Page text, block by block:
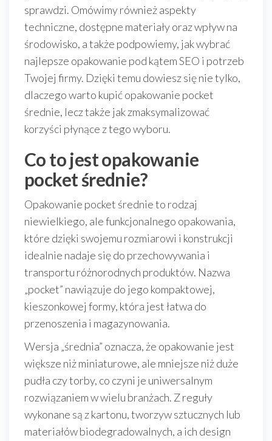
sprawdzi. Omówimy również aspekty
techniczne, dostępne materiały oraz wpływ na
środowisko, a także podpowiemy, jak wybrać
najlepsze opakowanie pod kątem SEO i potrzeb
Twojej firmy. Dzięki temu dowiesz się nie tylko,
dlaczego warto kupić opakowanie pocket
średnie, lecz także jak zmaksymalizować
korzyści płynące z tego wyboru.
Co to jest opakowanie
pocket średnie?
Opakowanie pocket średnie to rodzaj
niewielkiego, ale funkcjonalnego opakowania,
które dzięki swojemu rozmiarowi i konstrukcji
idealnie nadaje się do przechowywania i
transportu różnorodnych produktów. Nazwa
„pocket” nawiązuje do jego kompaktowej,
kieszonkowej formy, która jest łatwa do
przenoszenia i magazynowania.
Wersja „średnia” oznacza, że opakowanie jest
większe niż miniaturowe, ale mniejsze niż duże
pudła czy torby, co czyni je uniwersalnym
rozwiązaniem w wielu branżach. Z reguły
wykonane są z kartonu, tworzyw sztucznych lub
materiałów biodegradowalnych, a ich design